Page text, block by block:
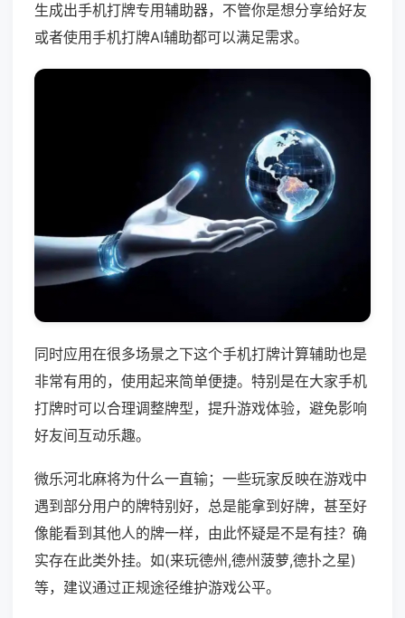
生成出手机打牌专用辅助器，不管你是想分享给好友
或者使用手机打牌AI辅助都可以满足需求。
同时应用在很多场景之下这个手机打牌计算辅助也是
非常有用的，使用起来简单便捷。特别是在大家手机
打牌时可以合理调整牌型，提升游戏体验，避免影响
好友间互动乐趣。
微乐河北麻将为什么一直输；一些玩家反映在游戏中
遇到部分用户的牌特别好，总是能拿到好牌，甚至好
像能看到其他人的牌一样，由此怀疑是不是有挂？确
实存在此类外挂。如(来玩德州,德州菠萝,德扑之星)
等，建议通过正规途径维护游戏公平。